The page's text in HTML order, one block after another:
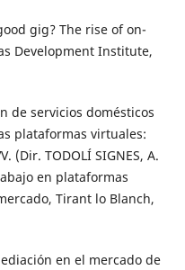
gig? The rise of on-
Development Institute,
de servicios domésticos
plataformas virtuales:
(Dir. TODOLÍ SIGNES, A.
en plataformas
Tirant lo Blanch,
en el mercado de